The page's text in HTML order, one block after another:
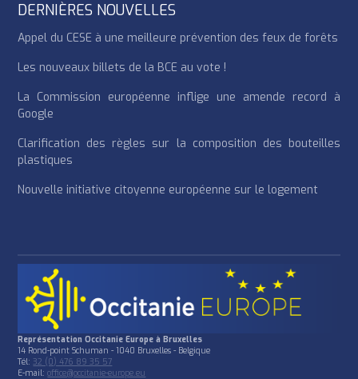
DERNIÈRES NOUVELLES
Appel du CESE à une meilleure prévention des feux de forêts
Les nouveaux billets de la BCE au vote !
La Commission européenne inflige une amende record à
Google
Clarification des règles sur la composition des bouteilles
plastiques
Nouvelle initiative citoyenne européenne sur le logement
Représentation Occitanie Europe à Bruxelles
14 Rond-point Schuman - 1040 Bruxelles - Belgique
Tél:32 (0) 476 89 35 57
E-mail:office@occitanie-europe.eu